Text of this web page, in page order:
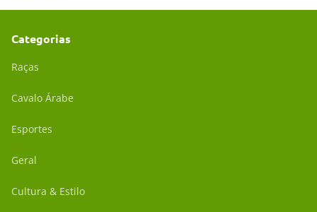
Categorias
Raças
Cavalo Árabe
Esportes
Geral
Cultura & Estilo